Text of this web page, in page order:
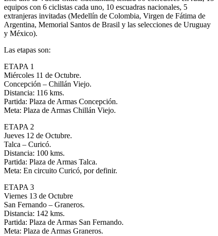
equipos con 6 ciclistas cada uno, 10 escuadras nacionales, 5
extranjeras invitadas (Medellín de Colombia, Virgen de Fátima de
Argentina, Memorial Santos de Brasil y las selecciones de Uruguay
y México).
Las etapas son:
ETAPA 1
Miércoles 11 de Octubre.
Concepción – Chillán Viejo.
Distancia: 116 kms.
Partida: Plaza de Armas Concepción.
Meta: Plaza de Armas Chillán Viejo.
ETAPA 2
Jueves 12 de Octubre.
Talca – Curicó.
Distancia: 100 kms.
Partida: Plaza de Armas Talca.
Meta: En circuito Curicó, por definir.
ETAPA 3
Viernes 13 de Octubre
San Fernando – Graneros.
Distancia: 142 kms.
Partida: Plaza de Armas San Fernando.
Meta: Plaza de Armas Graneros.